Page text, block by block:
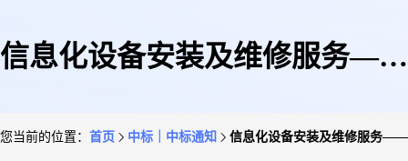
信息化设备安装及维修服务——
您当前的位置： 首页 中标｜中标通知 信息化设备安装及维修服务